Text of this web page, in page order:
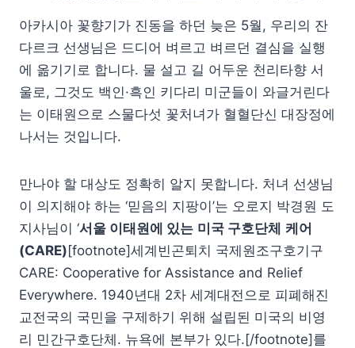
아카시아 꽃향기가 진동을 하던 늦은 5월, 우리의 잔
다르크 선생님은 드디어 벼르고 벼르던 결심을 실행
에 옮기기로 합니다. 물 설고 길 어두운 천리타향 서
울로, 그것도 백인·흑인 키다리 미군들이 와글거린다
는 이태원으로 스물다섯 꽃처녀가 혈혈단신 대장정에
나서는 것입니다.
만나야 할 대상도 정확히 알지 못합니다. 처녀 선생님
이 의지해야 하는 ‘믿음의 지팡이’는 오로지 박경원 도
지사님이 ‘서울 이태원에 있는 미국 구호단체 케어
(CARE) [footnote]세계빈곤퇴치 국제원조구호기구
CARE: Cooperative for Assistance and Relief
Everywhere. 1940년대 2차 세계대전으로 피폐해진
교전국의 국민을 구제하기 위해 설립된 미국의 비영
리 민간구호단체. 뉴욕에 본부가 있다.[/footnote]를